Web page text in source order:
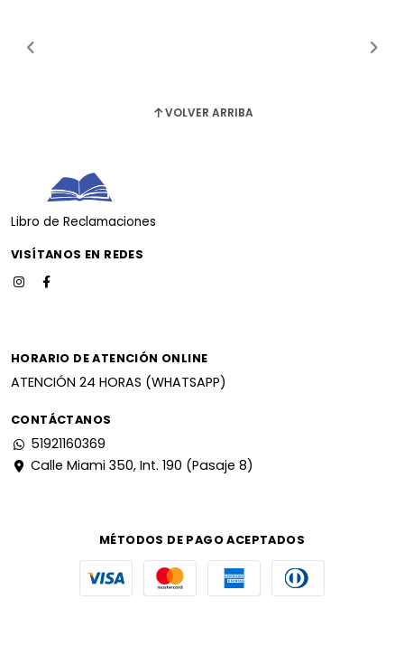
VOLVER ARRIBA
Libro de Reclamaciones
VISÍTANOS EN REDES
HORARIO DE ATENCIÓN ONLINE
ATENCIÓN 24 HORAS (WHATSAPP)
CONTÁCTANOS
51921160369
Calle Miami 350, Int. 190 (Pasaje 8)
MÉTODOS DE PAGO ACEPTADOS